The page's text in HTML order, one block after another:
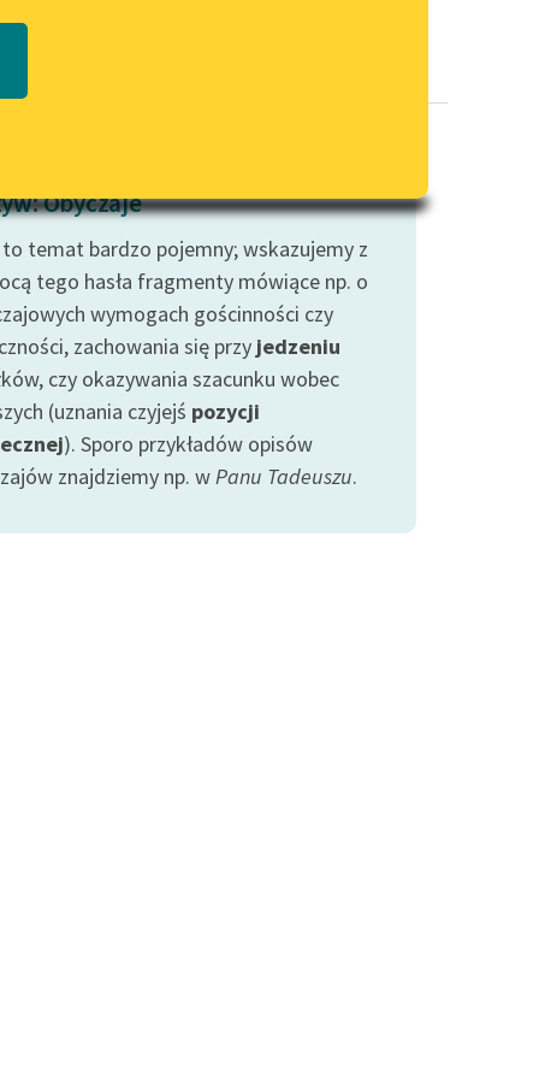
PDF
wrażliwych
Deklaracja dostępności
Obyczaje
temat bardzo pojemny; wskazujemy z
tego hasła fragmenty mówiące np. o
wymogach gościnności czy
zachowania się przy jedzeniu
czy okazywania szacunku wobec
(uznania czyjejś pozycji
). Sporo przykładów opisów
znajdziemy np. wPanu Tadeuszu.